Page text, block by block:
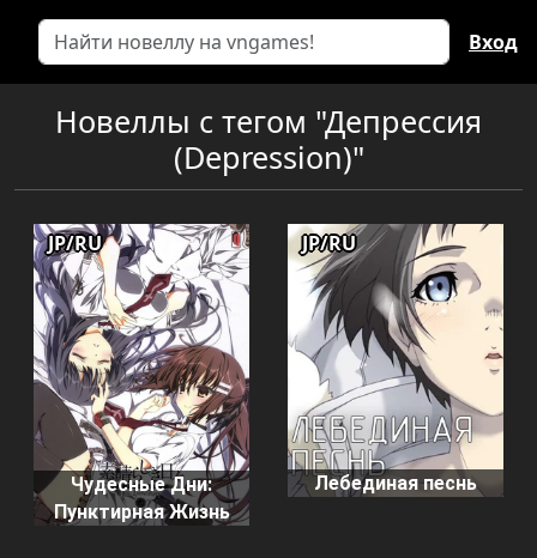
Вход
Новеллы с тегом "Депрессия
(Depression)"
Чудесные Дни:
Пунктирная Жизнь
JP/RU
Лебединая песнь
JP/RU